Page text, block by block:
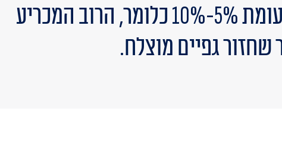
על 90%-95% לעומת 5%-10% כלומר, הרוב המכריע
שחזור גפיים מוצלח.